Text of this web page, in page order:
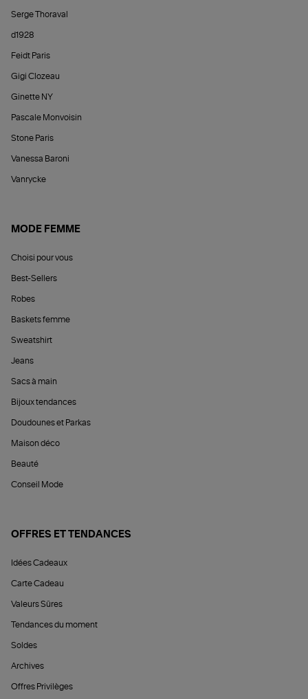
Serge Thoraval
d1928
Feidt Paris
Gigi Clozeau
Ginette NY
Pascale Monvoisin
Stone Paris
Vanessa Baroni
Vanrycke
MODE FEMME
Choisi pour vous
Best-Sellers
Robes
Baskets femme
Sweatshirt
Jeans
Sacs à main
Bijoux tendances
Doudounes et Parkas
Maison déco
Beauté
Conseil Mode
OFFRES ET TENDANCES
Idées Cadeaux
Carte Cadeau
Valeurs Sûres
Tendances du moment
Soldes
Archives
Offres Privilèges